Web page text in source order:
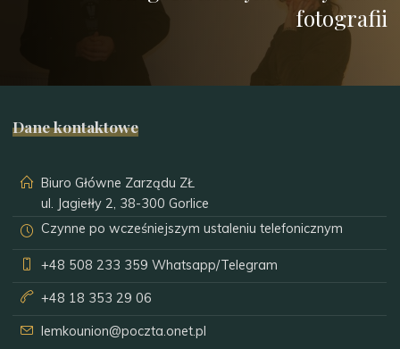
fotografii
Dane kontaktowe
Biuro Główne Zarządu ZŁ
ul. Jagiełły 2, 38-300 Gorlice
Czynne po wcześniejszym ustaleniu telefonicznym
+48 508 233 359 Whatsapp/Telegram
+48 18 353 29 06
lemkounion@poczta.onet.pl